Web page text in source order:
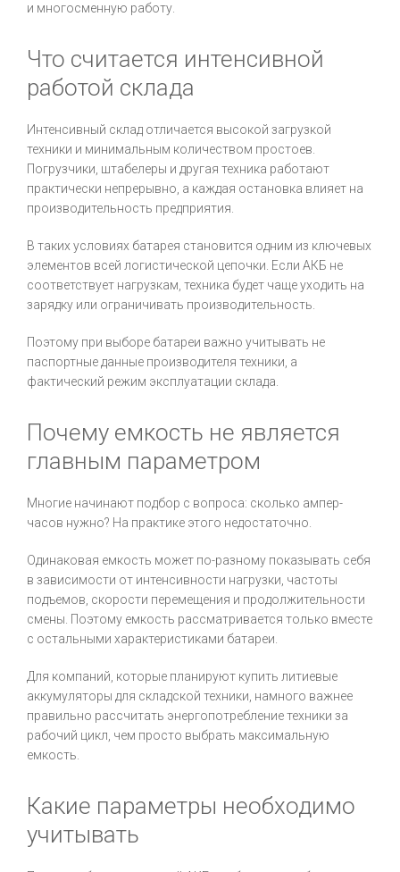
и многосменную работу.
Что считается интенсивной
работой склада
Интенсивный склад отличается высокой загрузкой
техники и минимальным количеством простоев.
Погрузчики, штабелеры и другая техника работают
практически непрерывно, а каждая остановка влияет на
производительность предприятия.
В таких условиях батарея становится одним из ключевых
элементов всей логистической цепочки. Если АКБ не
соответствует нагрузкам, техника будет чаще уходить на
зарядку или ограничивать производительность.
Поэтому при выборе батареи важно учитывать не
паспортные данные производителя техники, а
фактический режим эксплуатации склада.
Почему емкость не является
главным параметром
Многие начинают подбор с вопроса: сколько ампер-
часов нужно? На практике этого недостаточно.
Одинаковая емкость может по-разному показывать себя
в зависимости от интенсивности нагрузки, частоты
подъемов, скорости перемещения и продолжительности
смены. Поэтому емкость рассматривается только вместе
с остальными характеристиками батареи.
Для компаний, которые планируют купить литиевые
аккумуляторы для складской техники, намного важнее
правильно рассчитать энергопотребление техники за
рабочий цикл, чем просто выбрать максимальную
емкость.
Какие параметры необходимо
учитывать